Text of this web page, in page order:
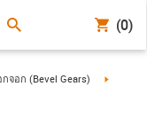
(0)
right
กจอก (Bevel Gears)